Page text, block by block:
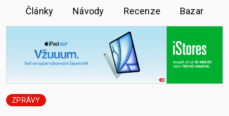
Články Návody Recenze Bazar
ZPRÁVY